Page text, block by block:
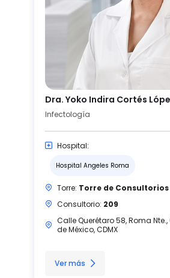
Dra. Yoko Indira Cortés
Infectología
Hospital:
Hospital Angeles Roma
Torre: Torre de Consultorios
Consultorio: 209
Calle Querétaro 58, Roma
de México, CDMX
Ver más